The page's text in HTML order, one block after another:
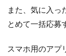
コ
ミ
い
また、気に入っ
とめて一括応募
スマホ用のアプ